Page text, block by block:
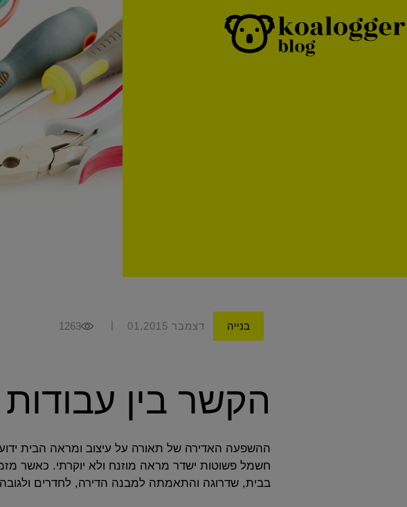
בנייה דצמבר 01,2015 |
1263
הקשר בין
ההשפעה האדירה של תאורה על עיצוב ומראה הבית
חשמל פשוטות ישדר מראה מוזנח ולא יוקרתי. כאשר
בבית, שדרוגה והתאמתה למבנה הדירה, לחדרים